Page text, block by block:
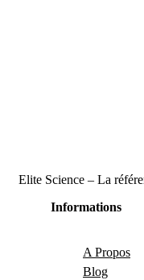
Elite Science – La
Informations
A Propos
Blog